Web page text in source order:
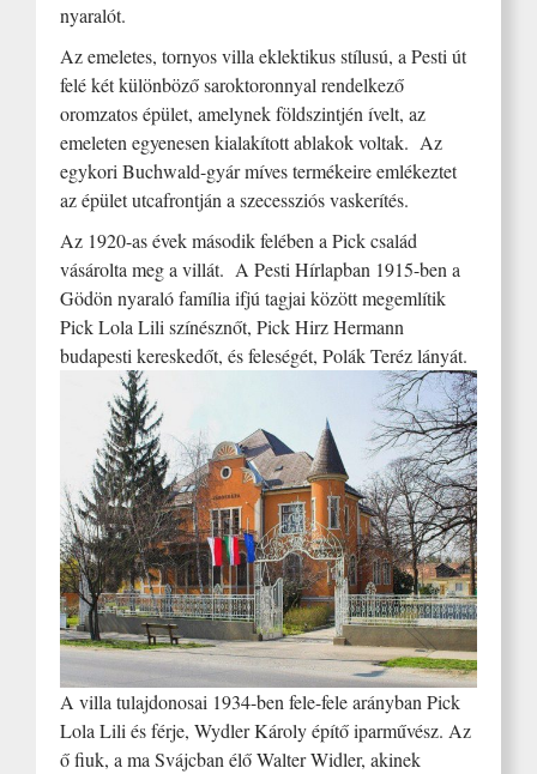
nyaralót.
Az emeletes, tornyos villa eklektikus stílusú, a Pesti út
felé két különböző saroktoronnyal rendelkező
oromzatos épület, amelynek földszintjén ívelt, az
emeleten egyenesen kialakított ablakok voltak. Az
egykori Buchwald-gyár míves termékeire emlékeztet
az épület utcafrontján a szecessziós vaskerítés.
Az 1920-as évek második felében a Pick család
vásárolta meg a villát. A Pesti Hírlapban 1915-ben a
Gödön nyaraló família ifjú tagjai között megemlítik
Pick Lola Lili színésznőt, Pick Hirz Hermann
budapesti kereskedőt, és feleségét, Polák Teréz lányát.
A villa tulajdonosai 1934-ben fele-fele arányban Pick
Lola Lili és férje, Wydler Károly építő iparművész. Az
ő fiuk, a ma Svájcban élő Walter Widler, akinek